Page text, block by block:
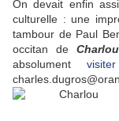
On devait enfin
culturelle : une
tambour de Paul
occitan de
absolument